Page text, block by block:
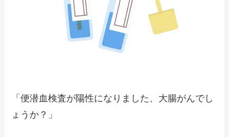
「便潜血検査が陽性になりました、大腸がんでし
ょうか？」